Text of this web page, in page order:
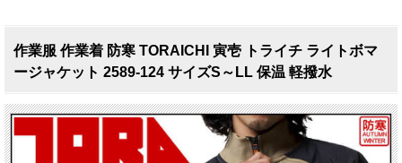
作業服 作業着 防寒 TORAICHI 寅壱 トライチ ライトボマ
ージャケット 2589-124 サイズS～LL 保温 軽撥水